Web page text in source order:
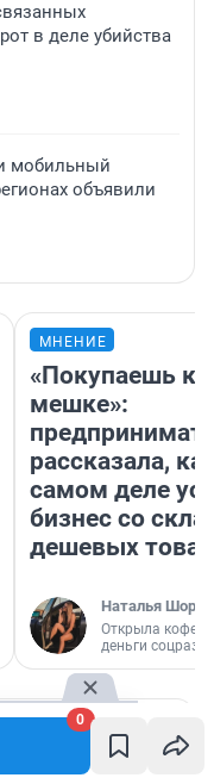
0
в деле убийства
мобильный
объявили
МНЕНИЕ
«Покупаешь
мешке»:
рассказала,
самом деле
бизнес со
дешевых
Наталья
Открыла
деньги